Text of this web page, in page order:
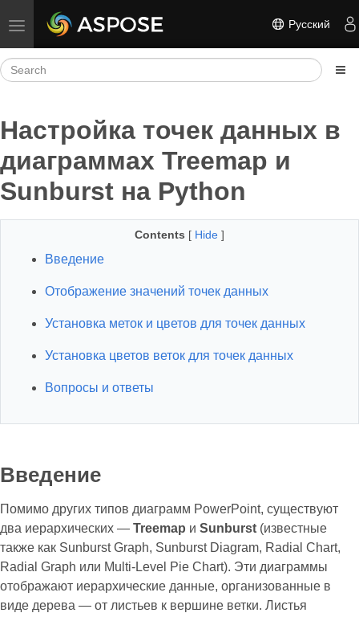
Toggle navigation Русский
Настройка точек данных в
диаграммах Treemap и
Sunburst на Python
Contents [ Hide ]
Введение
Отображение значений точек данных
Установка меток и цветов для точек данных
Установка цветов веток для точек данных
Вопросы и ответы
Введение
Помимо других типов диаграмм PowerPoint, существуют
два иерархических — Treemap и Sunburst (известные
также как Sunburst Graph, Sunburst Diagram, Radial Chart,
Radial Graph или Multi-Level Pie Chart). Эти диаграммы
отображают иерархические данные, организованные в
виде дерева — от листьев к вершине ветки. Листья